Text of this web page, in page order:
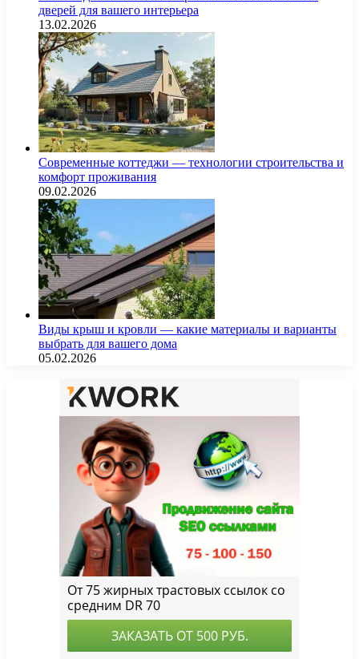
дверей для вашего интерьера
13.02.2026
Современные коттеджи — технологии строительства и
комфорт проживания
09.02.2026
Виды крыш и кровли — какие материалы и варианты
выбрать для вашего дома
05.02.2026